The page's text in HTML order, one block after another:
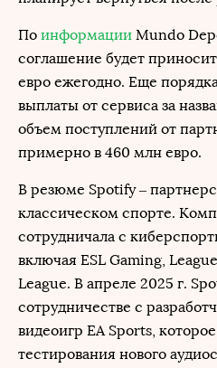
По информации Mundo
соглашение будет
евро ежегодно. Еще
выплаты от сервиса за
объем поступлений от
примерно в 460 млн евро.
В резюме Spotify –
классическом спорте.
сотрудничала с
включая ESL Gaming,
League. В апреле 2025 г.
сотрудничестве с
видеоигр EA Sports,
тестирования нового